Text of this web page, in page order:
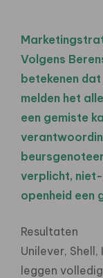
Volgens
betekenen
melden het
een gemiste
verplicht,
openheid een
Resultaten
Unilever, Shell,
leggen